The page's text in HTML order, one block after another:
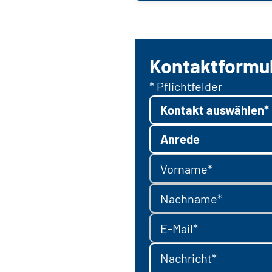
* Pflichtfelder
Kontakt auswählen*
Anrede
Vorname*
Nachname*
E-Mail*
Nachricht*